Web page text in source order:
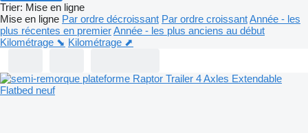
Trier: Mise en ligne
Mise en ligne Par ordre décroissant Par ordre croissantAnnée - les
plus récentes en premierAnnée - les plus anciens au début
Kilométrage ⬊ Kilométrage ⬈